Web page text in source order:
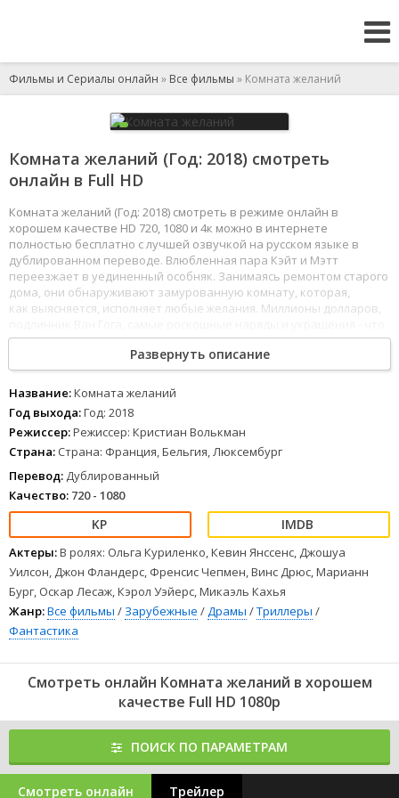
Фильмы и Сериалы онлайн » Все фильмы » Комната желаний
Комната желаний (Год: 2018) смотреть
онлайн в Full HD
Комната желаний (Год: 2018) смотреть в режиме онлайн в
хорошем качестве HD 720, 1080 и 4к можно в интернете
полностью бесплатно с лучшей озвучкой на русском языке в
дублированном переводе. Влюбленная пара Кэйт и Мэтт
переезжает в уединенный особняк. Занимаясь ремонтом старого
дома, они обнаруживают замурованную комнату, которая,
как выясняется, исполняет любые желания. Миллионы долларов,
бы супруги ни захотели, моментально материализуется.
Наигравшись вдоволь, Кэйт осмеливается пожелать себе
долгожданного ребенка, даже не подозревая, к каким
последствиям это может привести.
Развернуть описание
Название:Комната желаний
Год выхода:Год: 2018
Режиссер:Режиссер: Кристиан Волькман
Страна: Страна: Франция, Бельгия, Люксембург
Перевод: Дублированный
Качество: 720 - 1080
Актеры:В ролях: Ольга Куриленко, Кевин Янссенс, Джошуа
Уилсон, Джон Фландерс, Френсис Чепмен, Винс Дрюс, Марианн
Бург, Оскар Лесаж, Кэрол Уэйерс, Микаэль Кахья
Жанр:Все фильмы / Зарубежные /Драмы /Триллеры /
Фантастика
Смотреть онлайн Комната желаний в хорошем
качестве Full HD 1080p
ПОИСК ПО ПАРАМЕТРАМ
Смотреть онлайн Трейлер